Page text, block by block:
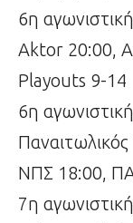
6η
Aktor 20:00,
Playouts 9-14
6η
ΝΠΣ 18:00,
7η